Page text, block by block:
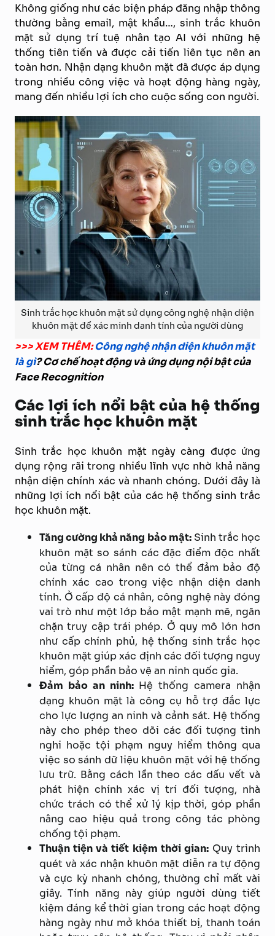
Không giống như các biện pháp đăng nhập thông
thường bằng email, mật khẩu…, sinh trắc khuôn
mặt sử dụng trí tuệ nhân tạo AI với những hệ
thống tiên tiến và được cải tiến liên tục nên an
toàn hơn. Nhận dạng khuôn mặt đã được áp dụng
trong nhiều công việc và hoạt động hàng ngày,
mang đến nhiều lợi ích cho cuộc sống con người.
Sinh trắc học khuôn mặt sử dụng công nghệ nhận diện
khuôn mặt để xác minh danh tính của người dùng
>>> XEM THÊM: Công nghệ nhận diện khuôn mặt
là gì? Cơ chế hoạt động và ứng dụng nội bật của
Face Recognition
Các lợi ích nổi bật của hệ thống
sinh trắc học khuôn mặt
Sinh trắc học khuôn mặt ngày càng được ứng
dụng rộng rãi trong nhiều lĩnh vực nhờ khả năng
nhận diện chính xác và nhanh chóng. Dưới đây là
những lợi ích nổi bật của các hệ thống sinh trắc
học khuôn mặt.
Tăng cường khả năng bảo mật:Sinh trắc học
khuôn mặt so sánh các đặc điểm độc nhất
của từng cá nhân nên có thể đảm bảo độ
chính xác cao trong việc nhận diện danh
tính. Ở cấp độ cá nhân, công nghệ này đóng
vai trò như một lớp bảo mật mạnh mẽ, ngăn
chặn truy cập trái phép. Ở quy mô lớn hơn
như cấp chính phủ, hệ thống sinh trắc học
khuôn mặt giúp xác định các đối tượng nguy
hiểm, góp phần bảo vệ an ninh quốc gia.
Đảm bảo an ninh: Hệ thống camera nhận
dạng khuôn mặt là công cụ hỗ trợ đắc lực
cho lực lượng an ninh và cảnh sát. Hệ thống
này cho phép theo dõi các đối tượng tình
nghi hoặc tội phạm nguy hiểm thông qua
việc so sánh dữ liệu khuôn mặt với hệ thống
lưu trữ. Bằng cách lần theo các dấu vết và
phát hiện chính xác vị trí đối tượng, nhà
chức trách có thể xử lý kịp thời, góp phần
nâng cao hiệu quả trong công tác phòng
chống tội phạm.
Thuận tiện và tiết kiệm thời gian:Quy trình
quét và xác nhận khuôn mặt diễn ra tự động
và cực kỳ nhanh chóng, thường chỉ mất vài
giây. Tính năng này giúp người dùng tiết
kiệm đáng kể thời gian trong các hoạt động
hàng ngày như mở khóa thiết bị, thanh toán